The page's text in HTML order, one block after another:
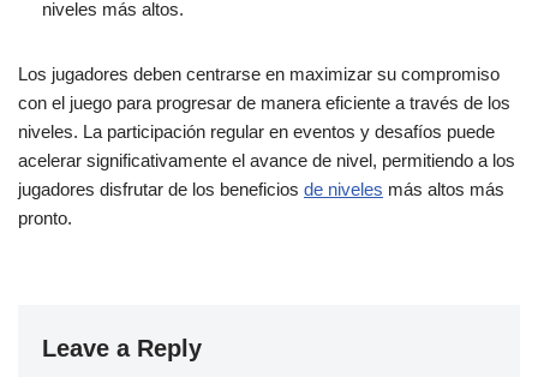
niveles más altos.
Los jugadores deben centrarse en maximizar su compromiso
con el juego para progresar de manera eficiente a través de los
niveles. La participación regular en eventos y desafíos puede
acelerar significativamente el avance de nivel, permitiendo a los
jugadores disfrutar de los beneficios de niveles más altos más
pronto.
Leave a Reply